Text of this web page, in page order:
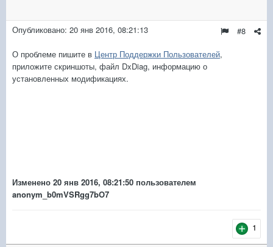
#8
Опубликовано: 20 янв 2016, 08:21:13
О проблеме пишите в Центр Поддержки Пользователей,
приложите скриншоты, файл DxDiag, информацию о
установленных модификациях.
Изменено 20 янв 2016, 08:21:50 пользователем
anonym_b0mVSRgg7bO7
1